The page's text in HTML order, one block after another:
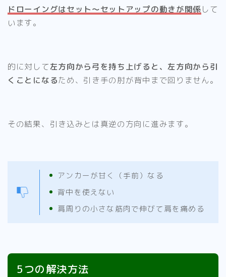
ドローイングはセット〜セットアップの動きが関係して
います。
的に対して左方向から弓を持ち上げると、左方向から引
くことになるため、引き手の肘が背中まで回りません。
その結果、引き込みとは真逆の方向に進みます。
アンカーが甘く（手前）なる
背中を使えない
肩周りの小さな筋肉で伸びて肩を痛める
5つの解決方法